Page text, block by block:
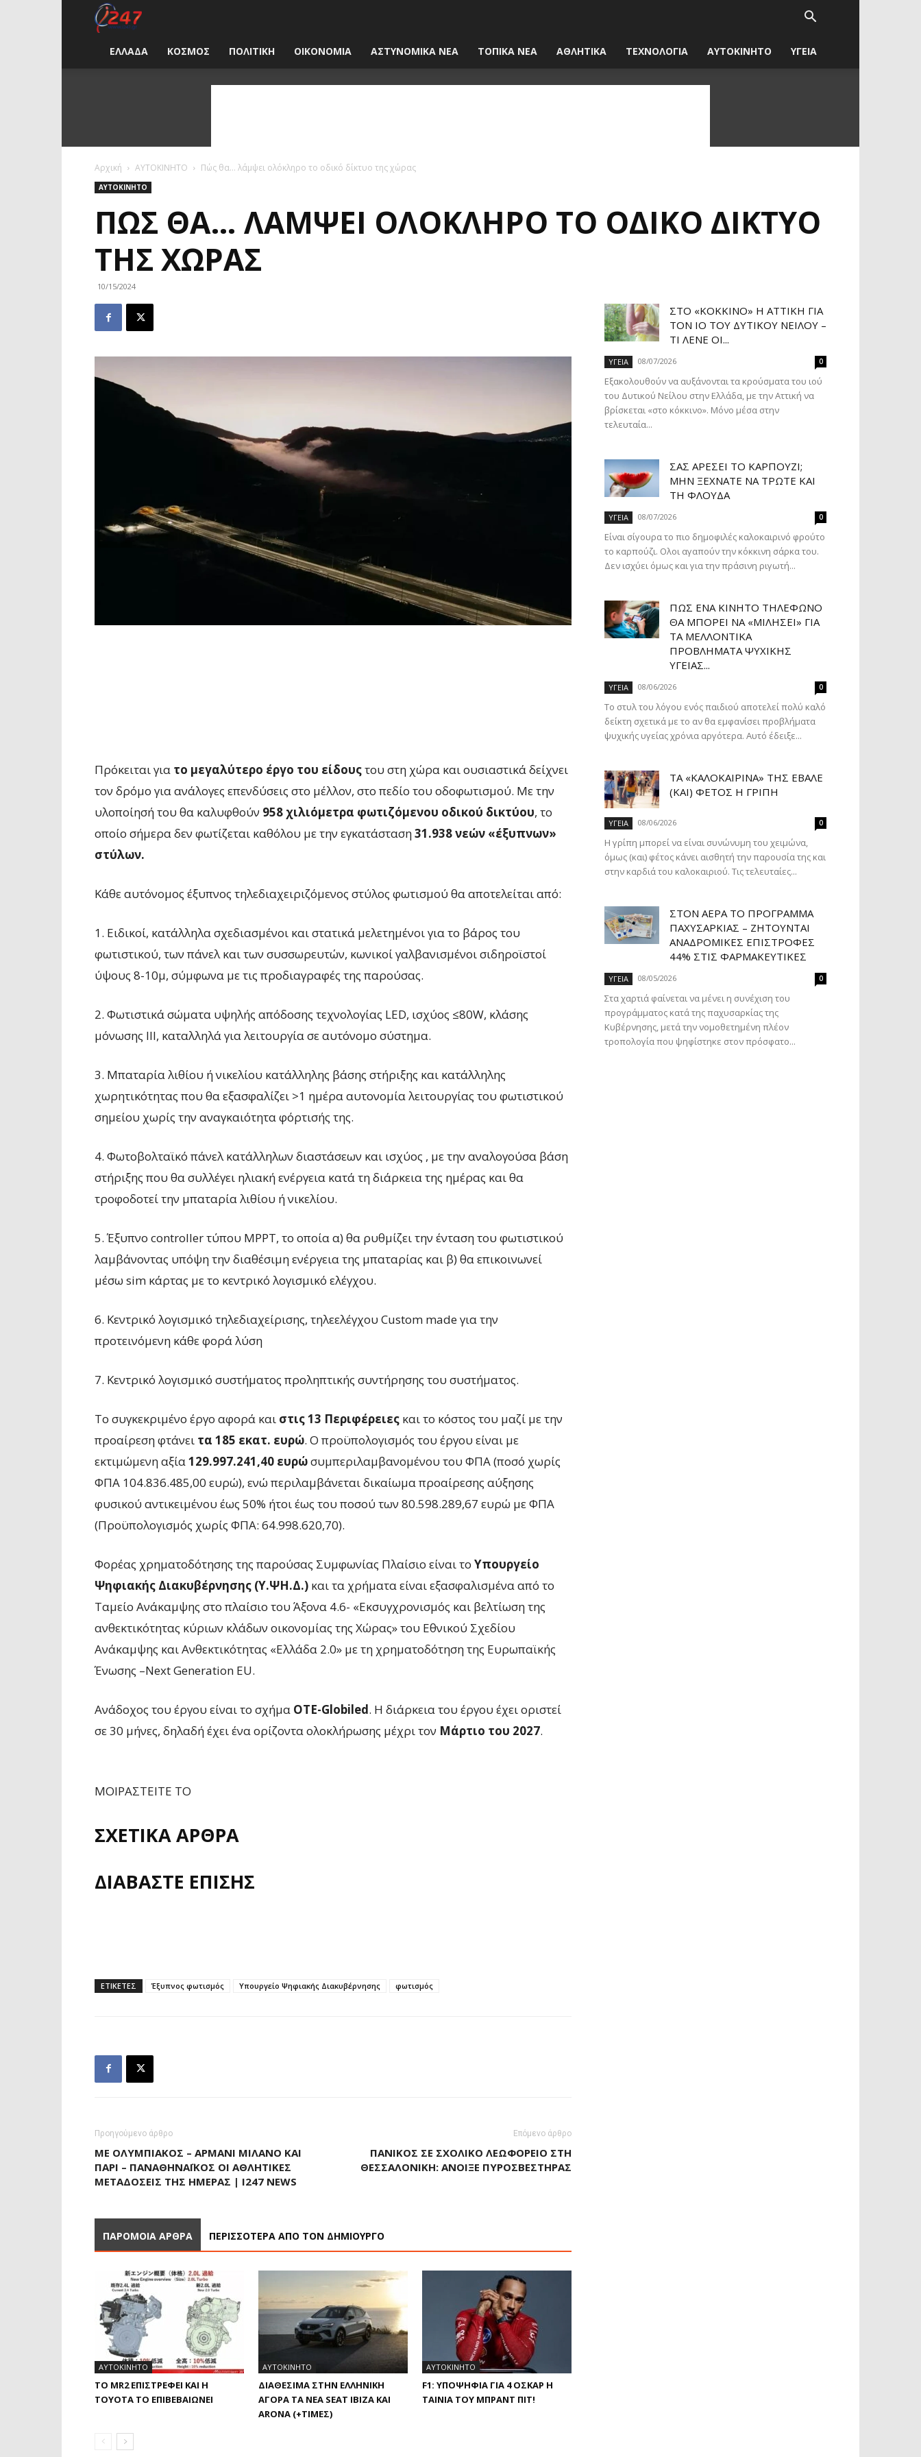
i247
News
ΕΛΛΑΔΑ ΚΟΣΜΟΣ ΠΟΛΙΤΙΚΗ ΟΙΚΟΝΟΜΙΑ ΑΣΤΥΝΟΜΙΚΑ ΝΕΑ ΤΟΠΙΚΑ ΝΕΑ ΑΘΛΗΤΙΚΑ ΤΕΧΝΟΛΟΓΙΑ ΑΥΤΟΚΙΝΗΤΟ ΥΓΕΙΑ
Αρχική ΑΥΤΟΚΙΝΗΤΟ Πώς θα… λάμψει ολόκληρο το οδικό δίκτυο της χώρας
ΑΥΤΟΚΙΝΗΤΟ
ΠΏΣ ΘΑ… ΛΆΜΨΕΙ ΟΛΌΚΛΗΡΟ ΤΟ ΟΔΙΚΌ ΔΊΚΤΥΟ
ΤΗΣ ΧΏΡΑΣ
10/15/2024
Πρόκειται για το μεγαλύτερο έργο του είδουςτου στη χώρα και ουσιαστικά δείχνει
τον δρόμο για ανάλογες επενδύσεις στο μέλλον, στο πεδίο του οδοφωτισμού. Με την
υλοποίησή του θα καλυφθούν 958 χιλιόμετρα φωτιζόμενου οδικού δικτύου, το
οποίο σήμερα δεν φωτίζεται καθόλου με την εγκατάσταση31.938 νεών «έξυπνων»
στύλων.
Κάθε αυτόνομος έξυπνος τηλεδιαχειριζόμενος στύλος φωτισμού θα αποτελείται από:
1. Ειδικοί, κατάλληλα σχεδιασμένοι και στατικά μελετημένοι για το βάρος του
φωτιστικού, των πάνελ και των συσσωρευτών, κωνικοί γαλβανισμένοι σιδηροϊστοί
ύψους 8-10μ, σύμφωνα με τις προδιαγραφές της παρούσας.
2. Φωτιστικά σώματα υψηλής απόδοσης τεχνολογίας LED, ισχύος ≤80W, κλάσης
μόνωσης ΙΙΙ, καταλληλά για λειτουργία σε αυτόνομο σύστημα.
3. Μπαταρία λιθίου ή νικελίου κατάλληλης βάσης στήριξης και κατάλληλης
χωρητικότητας που θα εξασφαλίζει >1 ημέρα αυτονομία λειτουργίας του φωτιστικού
σημείου χωρίς την αναγκαιότητα φόρτισής της.
4. Φωτοβολταϊκό πάνελ κατάλληλων διαστάσεων και ισχύος , με την αναλογούσα βάση
στήριξης που θα συλλέγει ηλιακή ενέργεια κατά τη διάρκεια της ημέρας και θα
τροφοδοτεί την μπαταρία λιθίου ή νικελίου.
5. Έξυπνο controller τύπου MPPT, το οποία α) θα ρυθμίζει την ένταση του φωτιστικού
λαμβάνοντας υπόψη την διαθέσιμη ενέργεια της μπαταρίας και β) θα επικοινωνεί
μέσω sim κάρτας με το κεντρικό λογισμικό ελέγχου.
6. Κεντρικό λογισμικό τηλεδιαχείρισης, τηλεελέγχου Custom made για την
προτεινόμενη κάθε φορά λύση
7. Κεντρικό λογισμικό συστήματος προληπτικής συντήρησης του συστήματος.
Το συγκεκριμένο έργο αφορά και στις 13 Περιφέρειες και το κόστος του μαζί με την
προαίρεση φτάνει τα 185 εκατ. ευρώ. Ο προϋπολογισμός του έργου είναι με
εκτιμώμενη αξία 129.997.241,40 ευρώσυμπεριλαμβανομένου του ΦΠΑ (ποσό χωρίς
ΦΠΑ 104.836.485,00 ευρώ), ενώ περιλαμβάνεται δικαίωμα προαίρεσης αύξησης
φυσικού αντικειμένου έως 50% ήτοι έως του ποσού των 80.598.289,67 ευρώ με ΦΠΑ
(Προϋπολογισμός χωρίς ΦΠΑ: 64.998.620,70).
Φορέας χρηματοδότησης της παρούσας Συμφωνίας Πλαίσιο είναι το Υπουργείο
Ψηφιακής Διακυβέρνησης (Υ.ΨΗ.Δ.) και τα χρήματα είναι εξασφαλισμένα από το
Ταμείο Ανάκαμψης στο πλαίσιο του Άξονα 4.6- «Εκσυγχρονισμός και βελτίωση της
ανθεκτικότητας κύριων κλάδων οικονομίας της Χώρας» του Εθνικού Σχεδίου
Ανάκαμψης και Ανθεκτικότητας «Ελλάδα 2.0» με τη χρηματοδότηση της Ευρωπαϊκής
Ένωσης –Next Generation EU.
Ανάδοχος του έργου είναι το σχήμα ΟΤΕ-Globiled. Η διάρκεια του έργου έχει οριστεί
σε 30 μήνες, δηλαδή έχει ένα ορίζοντα ολοκλήρωσης μέχρι τον Μάρτιο του 2027.
ΜΟΙΡΑΣΤΕΙΤΕ ΤΟ
ΣΧΕΤΙΚΑ ΑΡΘΡΑ
ΔΙΑΒΑΣΤΕ ΕΠΙΣΗΣ
ΕΤΙΚΕΤΕΣ Έξυπνος φωτισμός Υπουργείο Ψηφιακής Διακυβέρνησης φωτισμός
Προηγούμενο άρθρο
ΜΕ ΟΛΥΜΠΙΑΚΌΣ – ΑΡΜΆΝΙ ΜΙΛΆΝΟ ΚΑΙ
ΠΑΡΊ – ΠΑΝΑΘΗΝΑΪΚΌΣ ΟΙ ΑΘΛΗΤΙΚΈΣ
ΜΕΤΑΔΌΣΕΙΣ ΤΗΣ ΗΜΈΡΑΣ | I247 NEWS
Επόμενο άρθρο
ΠΑΝΙΚΌΣ ΣΕ ΣΧΟΛΙΚΌ ΛΕΩΦΟΡΕΊΟ ΣΤΗ
ΘΕΣΣΑΛΟΝΊΚΗ: ΆΝΟΙΞΕ ΠΥΡΟΣΒΕΣΤΉΡΑΣ
ΠΑΡΟΜΟΙΑ ΑΡΘΡΑ ΠΕΡΙΣΣΟΤΕΡΑ ΑΠΟ ΤΟΝ ΔΗΜΙΟΥΡΓΟ
ΑΥΤΟΚΙΝΗΤΟ
ΤΟ MR2 ΕΠΙΣΤΡΈΦΕΙ ΚΑΙ Η
TOYOTA ΤΟ ΕΠΙΒΕΒΑΙΏΝΕΙ
ΑΥΤΟΚΙΝΗΤΟ
ΔΙΑΘΈΣΙΜΑ ΣΤΗΝ ΕΛΛΗΝΙΚΉ
ΑΓΟΡΆ ΤΑ ΝΈΑ SEAT IBIZA ΚΑΙ
ARONA (+ΤΙΜΈΣ)
ΑΥΤΟΚΙΝΗΤΟ
F1: ΥΠΟΨΉΦΙΑ ΓΙΑ 4 ΌΣΚΑΡ Η
ΤΑΙΝΊΑ ΤΟΥ ΜΠΡΑΝΤ ΠΙΤ!
ΣΤΟ «ΚΌΚΚΙΝΟ» Η ΑΤΤΙΚΉ ΓΙΑ
ΤΟΝ ΙΌ ΤΟΥ ΔΥΤΙΚΟΎ ΝΕΊΛΟΥ –
ΤΙ ΛΈΝΕ ΟΙ...
ΥΓΕΙΑ 08/07/2026 0
Εξακολουθούν να αυξάνονται τα κρούσματα του ιού
του Δυτικού Νείλου στην Ελλάδα, με την Αττική να
βρίσκεται «στο κόκκινο». Μόνο μέσα στην
τελευταία...
ΣΑΣ ΑΡΈΣΕΙ ΤΟ ΚΑΡΠΟΎΖΙ;
ΜΗΝ ΞΕΧΝΆΤΕ ΝΑ ΤΡΏΤΕ ΚΑΙ
ΤΗ ΦΛΟΎΔΑ
ΥΓΕΙΑ 08/07/2026 0
Eίναι σίγουρα το πιο δημοφιλές καλοκαιρινό φρούτο
το καρπούζι. Ολοι αγαπούν την κόκκινη σάρκα του.
Δεν ισχύει όμως και για την πράσινη ριγωτή...
ΠΏΣ ΈΝΑ ΚΙΝΗΤΌ ΤΗΛΈΦΩΝΟ
ΘΑ ΜΠΟΡΕΊ ΝΑ «ΜΙΛΉΣΕΙ» ΓΙΑ
ΤΑ ΜΕΛΛΟΝΤΙΚΆ
ΠΡΟΒΛΉΜΑΤΑ ΨΥΧΙΚΉΣ
ΥΓΕΊΑΣ...
ΥΓΕΙΑ 08/06/2026 0
Το στυλ του λόγου ενός παιδιού αποτελεί πολύ καλό
δείκτη σχετικά με το αν θα εμφανίσει προβλήματα
ψυχικής υγείας χρόνια αργότερα. Αυτό έδειξε...
ΤΑ «ΚΑΛΟΚΑΙΡΙΝΆ» ΤΗΣ ΈΒΑΛΕ
(ΚΑΙ) ΦΈΤΟΣ Η ΓΡΊΠΗ
ΥΓΕΙΑ 08/06/2026 0
Η γρίπη μπορεί να είναι συνώνυμη του χειμώνα,
όμως (και) φέτος κάνει αισθητή την παρουσία της και
στην καρδιά του καλοκαιριού. Τις τελευταίες...
ΣΤΟΝ ΑΈΡΑ ΤΟ ΠΡΌΓΡΑΜΜΑ
ΠΑΧΥΣΑΡΚΊΑΣ – ΖΗΤΟΎΝΤΑΙ
ΑΝΑΔΡΟΜΙΚΈΣ ΕΠΙΣΤΡΟΦΈΣ
44% ΣΤΙΣ ΦΑΡΜΑΚΕΥΤΙΚΈΣ
ΥΓΕΙΑ 08/05/2026 0
Στα χαρτιά φαίνεται να μένει η συνέχιση του
προγράμματος κατά της παχυσαρκίας της
Κυβέρνησης, μετά την νομοθετημένη πλέον
τροπολογία που ψηφίστηκε στον πρόσφατο...